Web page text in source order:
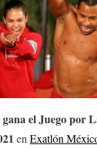
el Juego por
en Exatlón